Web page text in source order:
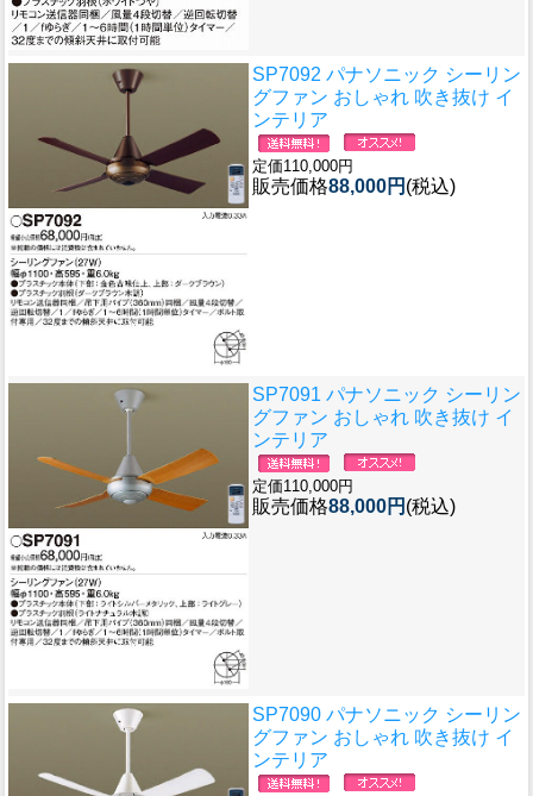
SP7092 パナソニック シーリン
グファン おしゃれ 吹き抜け イ
ンテリア
定価110,000円
販売価格88,000円 (税込)
SP7091 パナソニック シーリン
グファン おしゃれ 吹き抜け イ
ンテリア
定価110,000円
販売価格88,000円 (税込)
SP7090 パナソニック シーリン
グファン おしゃれ 吹き抜け イ
ンテリア